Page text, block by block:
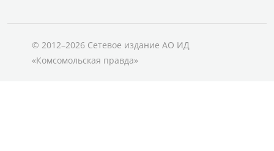
© 2012–2026 Сетевое издание АО ИД
«Комсомольская правда»